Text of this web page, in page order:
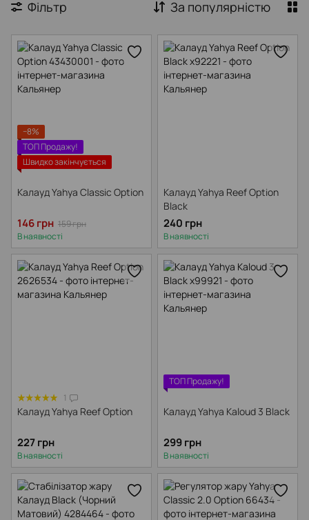
Щітки та очищувачі Щипці для кальянів
Шило Засіб для миття кальяну
Фільтр За популярністю
−8%
ТОП Продажу!
Швидко закінчується
Калауд Yahya Classic Option
146 грн 159 грн
В наявності
Калауд Yahya Reef Option
Black
240 грн
В наявності
1
Калауд Yahya Reef Option
227 грн
В наявності
ТОП Продажу!
Калауд Yahya Kaloud 3 Black
299 грн
В наявності